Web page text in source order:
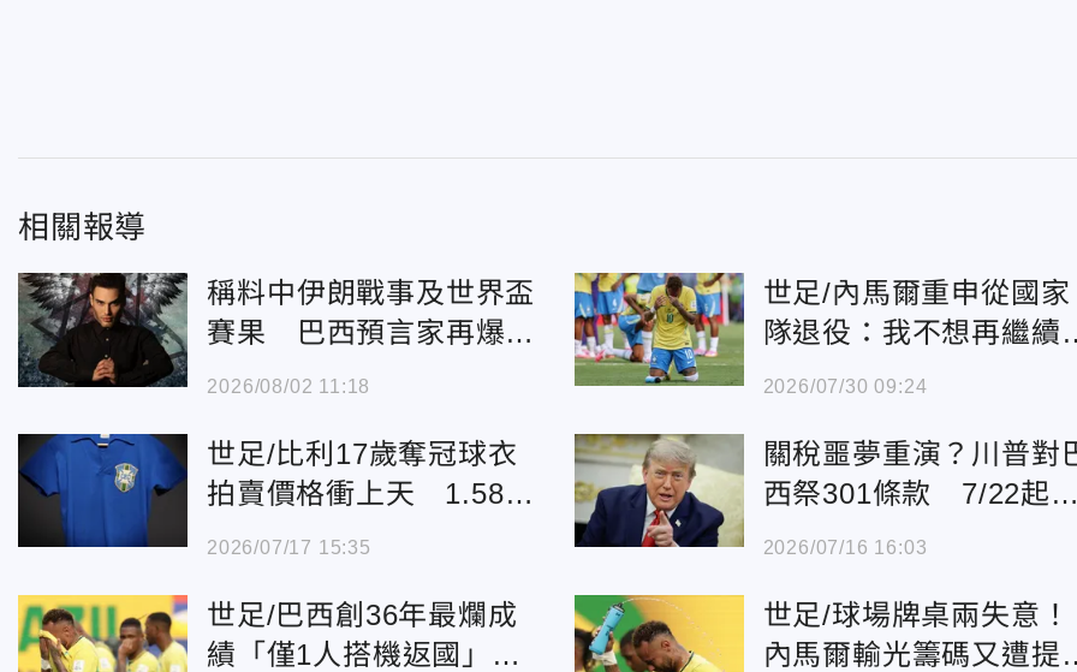
相關報導
稱料中伊朗戰事及世界盃
賽果 巴西預言家再爆20
26發展
2026/08/02 11:18
世足/內馬爾重申從國家
隊退役：我不想再繼續
了！
2026/07/30 09:24
世足/比利17歲奪冠球衣
拍賣價格衝上天 1.58億
成交
2026/07/17 15:35
關稅噩夢重演？川普對
西祭301條款 7/22起
徵25%關稅
2026/07/16 16:03
世足/巴西創36年最爛成
績「僅1人搭機返國」！
世足/球場牌桌兩失意！
內馬爾輸光籌碼又遭提